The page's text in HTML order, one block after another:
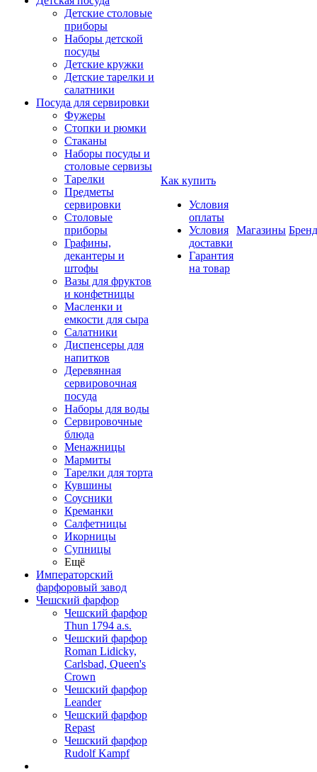
Детские столовые
приборы
Наборы детской
посуды
Детские кружки
Детские тарелки и
салатники
Посуда для сервировки
Фужеры
Стопки и рюмки
Стаканы
Наборы посуды и
столовые сервизы
Тарелки
Предметы
сервировки
Столовые
приборы
Графины,
декантеры и
штофы
Вазы для фруктов
и конфетницы
Масленки и
емкости для сыра
Салатники
Диспенсеры для
напитков
Деревянная
сервировочная
посуда
Наборы для воды
Сервировочные
блюда
Менажницы
Мармиты
Тарелки для торта
Кувшины
Соусники
Креманки
Салфетницы
Икорницы
Супницы
Ещё
Императорский
фарфоровый завод
Чешский фарфор
Чешский фарфор
Thun 1794 a.s.
Чешский фарфор
Roman Lidicky,
Carlsbad, Queen's
Crown
Чешский фарфор
Leander
Чешский фарфор
Repast
Чешский фарфор
Rudolf Kampf
Как купить
Условия
оплаты
Условия
доставки
Гарантия
на товар
Магазины